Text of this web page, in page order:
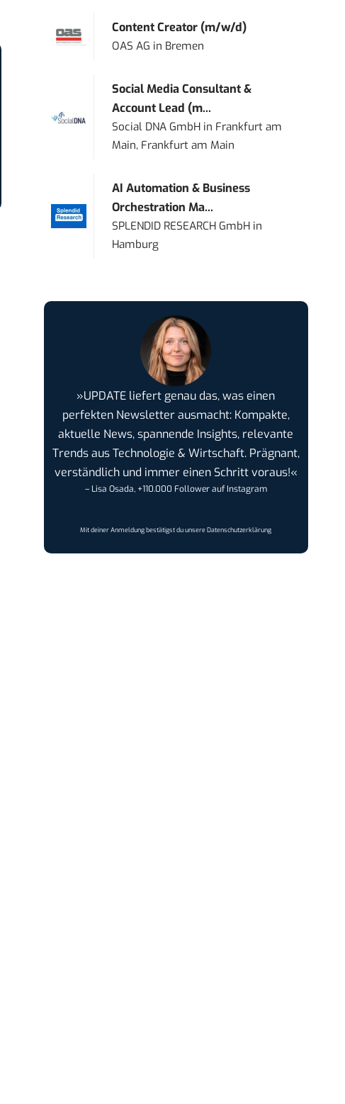
Content Creator (m/w/d)
OAS AG in Bremen
Social Media Consultant &
Account Lead (m...
Social DNA GmbH in Frankfurt am
Main, Frankfurt am Main
AI Automation & Business
Orchestration Ma...
SPLENDID RESEARCH GmbH in
Hamburg
»UPDATE liefert genau das, was einen
perfekten Newsletter ausmacht: Kompakte,
aktuelle News, spannende Insights, relevante
Trends aus Technologie & Wirtschaft. Prägnant,
verständlich und immer einen Schritt voraus!«
– Lisa Osada, +110.000 Follower auf Instagram
Mit deiner Anmeldung bestätigst du unsereDatenschutzerklärung